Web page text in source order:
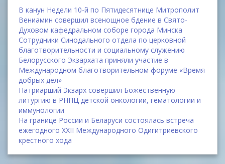
В канун Недели 10-й по Пятидесятнице Митрополит
Вениамин совершил всенощное бдение в Свято-
Духовом кафедральном соборе города Минска
Сотрудники Синодального отдела по церковной
благотворительности и социальному служению
Белорусского Экзархата приняли участие в
Международном благотворительном форуме «Время
добрых дел»
Патриарший Экзарх совершил Божественную
литургию в РНПЦ детской онкологии, гематологии и
иммунологии
На границе России и Беларуси состоялась встреча
ежегодного XXII Международного Одигитриевского
крестного хода